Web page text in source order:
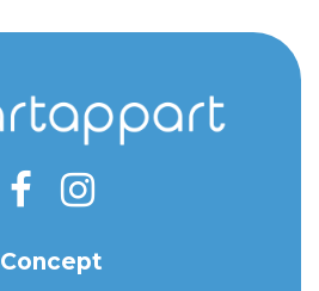
Concept